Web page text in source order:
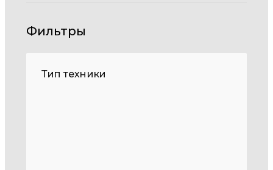
Фильтры
Тип техники